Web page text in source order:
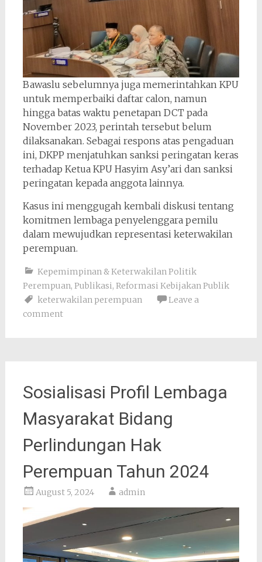
Bawaslu sebelumnya juga memerintahkan KPU
untuk memperbaiki daftar calon, namun
hingga batas waktu penetapan DCT pada
November 2023, perintah tersebut belum
dilaksanakan. Sebagai respons atas pengaduan
ini, DKPP menjatuhkan sanksi peringatan keras
terhadap Ketua KPU Hasyim Asy’ari dan sanksi
peringatan kepada anggota lainnya.
Kasus ini menggugah kembali diskusi tentang
komitmen lembaga penyelenggara pemilu
dalam mewujudkan representasi keterwakilan
perempuan.
Kepemimpinan & Keterwakilan Politik
Perempuan, Publikasi, Reformasi Kebijakan Publik
keterwakilan perempuan
Leave a
comment
Sosialisasi Profil Lembaga
Masyarakat Bidang
Perlindungan Hak
Perempuan Tahun 2024
August 5, 2024 admin